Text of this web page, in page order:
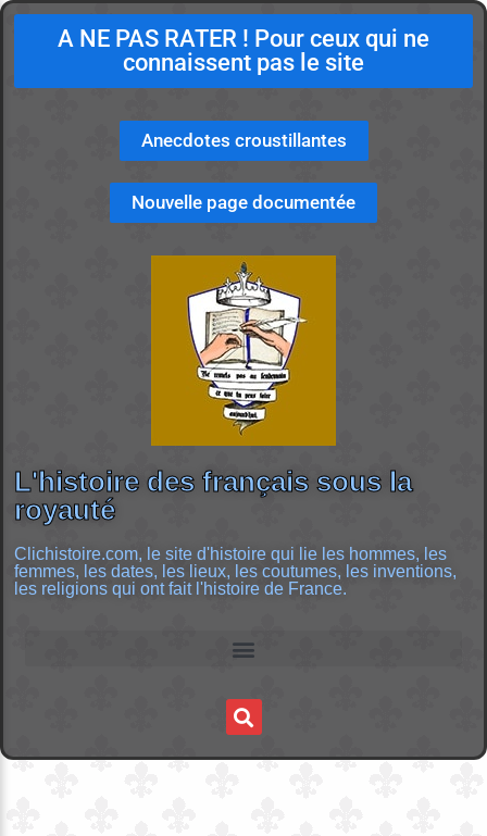
A NE PAS RATER ! Pour ceux qui ne
connaissent pas le site
Anecdotes croustillantes
Nouvelle page documentée
L'histoire des français sous la
royauté
Clichistoire.com, le site d'histoire qui lie les hommes, les
femmes, les dates, les lieux, les coutumes, les inventions,
les religions qui ont fait l'histoire de France.